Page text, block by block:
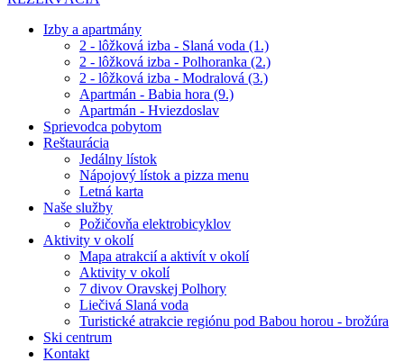
Izby a apartmány
2 - lôžková izba - Slaná voda (1.)
2 - lôžková izba - Polhoranka (2.)
2 - lôžková izba - Modralová (3.)
Apartmán - Babia hora (9.)
Apartmán - Hviezdoslav
Sprievodca pobytom
Reštaurácia
Jedálny lístok
Nápojový lístok a pizza menu
Letná karta
Naše služby
Požičovňa elektrobicyklov
Aktivity v okolí
Mapa atrakcií a aktivít v okolí
Aktivity v okolí
7 divov Oravskej Polhory
Liečivá Slaná voda
Turistické atrakcie regiónu pod Babou horou - brožúra
Ski centrum
Kontakt